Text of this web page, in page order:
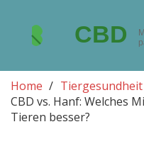
Home
CBD vs. Hanf: Welches
Tieren besser?